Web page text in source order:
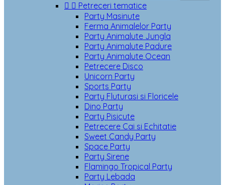
  Petreceri tematice
Party Masinute
Ferma Animalelor Party
Party Animalute Jungla
Party Animalute Padure
Party Animalute Ocean
Petrecere Disco
Unicorn Party
Sports Party
Party Fluturasi si Floricele
Dino Party
Party Pisicute
Petrecere Cai si Echitatie
Sweet Candy Party
Space Party
Party Sirene
Flamingo Tropical Party
Party Lebada